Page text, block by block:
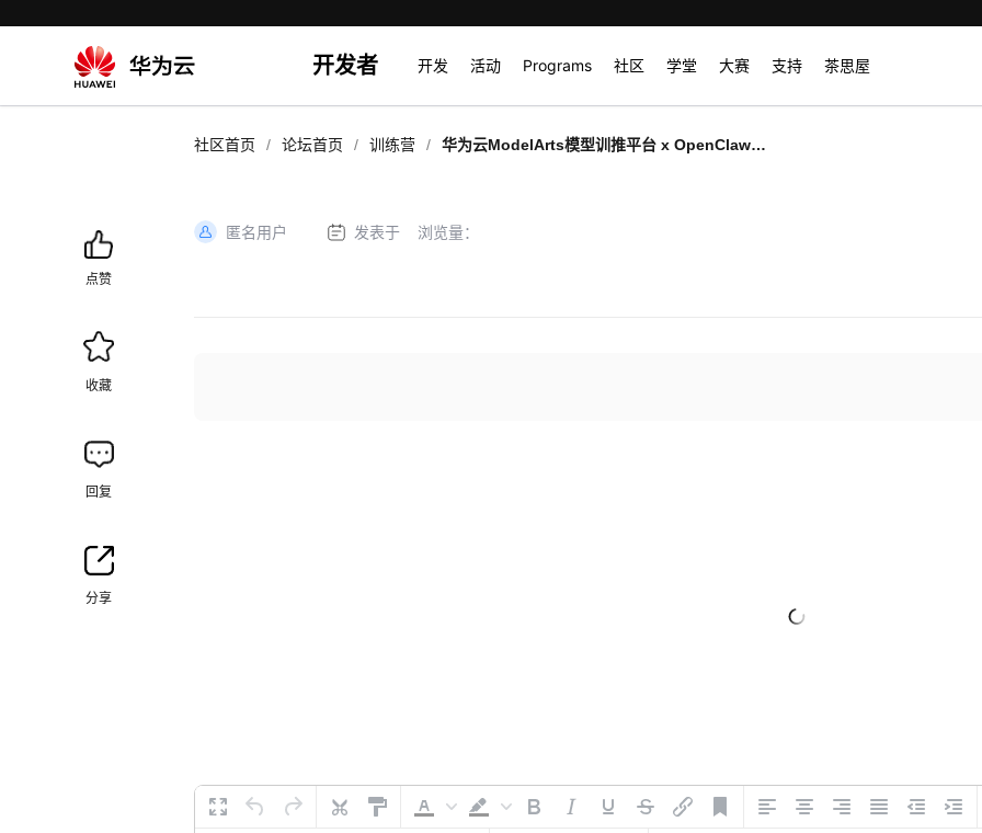
开发者 开发 活动 Programs 社区 学堂 大赛 支持 茶思屋
社区首页 / 论坛首页 / 训练营 /
华为云ModelArts模型训推平台 x OpenClaw：
点赞
收藏
回复
分享
匿名用户 发表于 浏览量：